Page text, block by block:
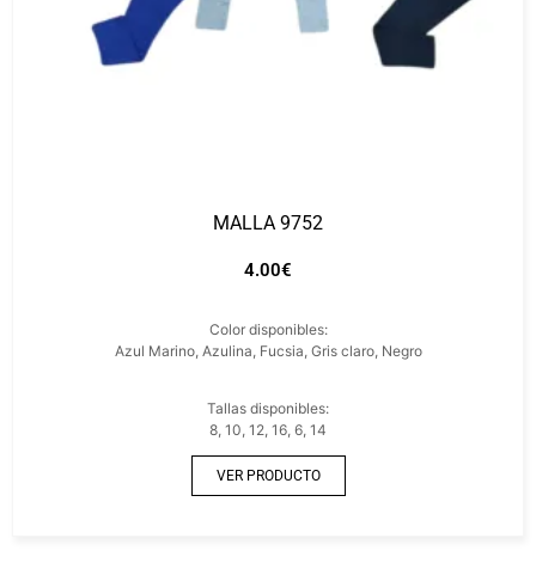
MALLA 9752
4.00€
Color disponibles:
Azul Marino, Azulina, Fucsia, Gris claro, Negro
Tallas disponibles:
8, 10, 12, 16, 6, 14
VER PRODUCTO